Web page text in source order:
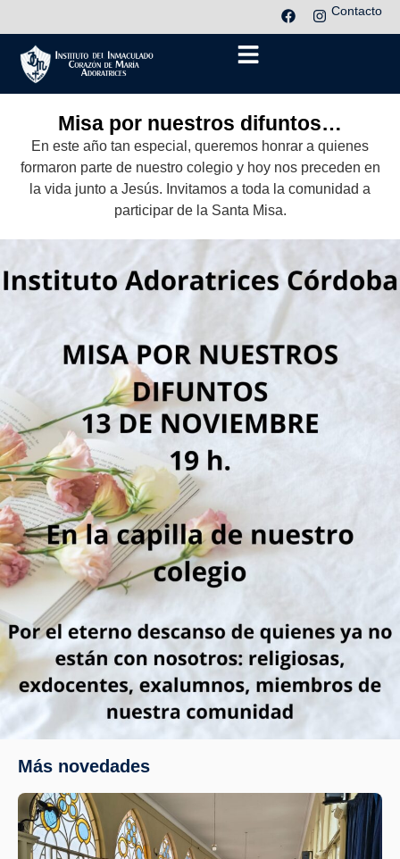
Contacto
Misa por nuestros difuntos…
En este año tan especial, queremos honrar a quienes
formaron parte de nuestro colegio y hoy nos preceden en
la vida junto a Jesús. Invitamos a toda la comunidad a
participar de la Santa Misa.
Más novedades